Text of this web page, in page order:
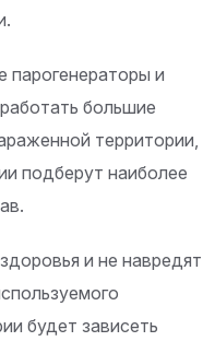
парогенераторы и
большие
территории,
подберут наиболее
и не навредят
будет зависеть